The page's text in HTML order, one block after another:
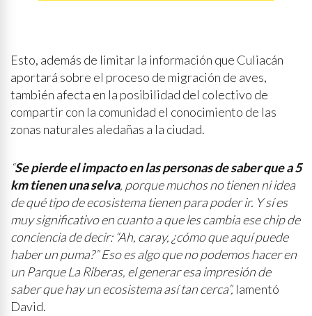
Esto, además de limitar la información que Culiacán
aportará sobre el proceso de migración de aves,
también afecta en la posibilidad del colectivo de
compartir con la comunidad el conocimiento de las
zonas naturales aledañas a la ciudad.
“Se pierde el impacto en las personas de saber que a 5
km tienen una selva, porque muchos no tienen ni idea
de qué tipo de ecosistema tienen para poder ir. Y sí es
muy significativo en cuanto a que les cambia ese chip de
conciencia de decir: “Ah, caray, ¿cómo que aquí puede
haber un puma?” Eso es algo que no podemos hacer en
un Parque La Riberas, el generar esa impresión de
saber que hay un ecosistema así tan cerca”, lamentó
David.